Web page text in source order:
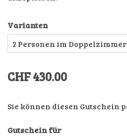
Varianten
CHF 430.00
Sie können diesen Gutschein
Gutschein für